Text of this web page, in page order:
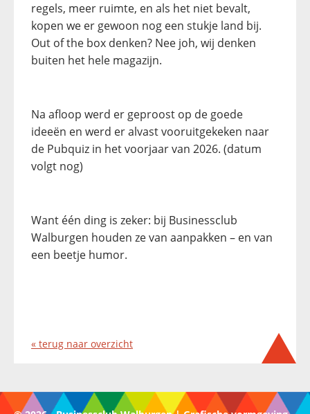
regels, meer ruimte, en als het niet bevalt,
kopen we er gewoon nog een stukje land bij.
Out of the box denken? Nee joh, wij denken
buiten het hele magazijn.
Na afloop werd er geproost op de goede
ideeën en werd er alvast vooruitgekeken naar
de Pubquiz in het voorjaar van 2026. (datum
volgt nog)
Want één ding is zeker: bij Businessclub
Walburgen houden ze van aanpakken – en van
een beetje humor.
« terug naar overzicht